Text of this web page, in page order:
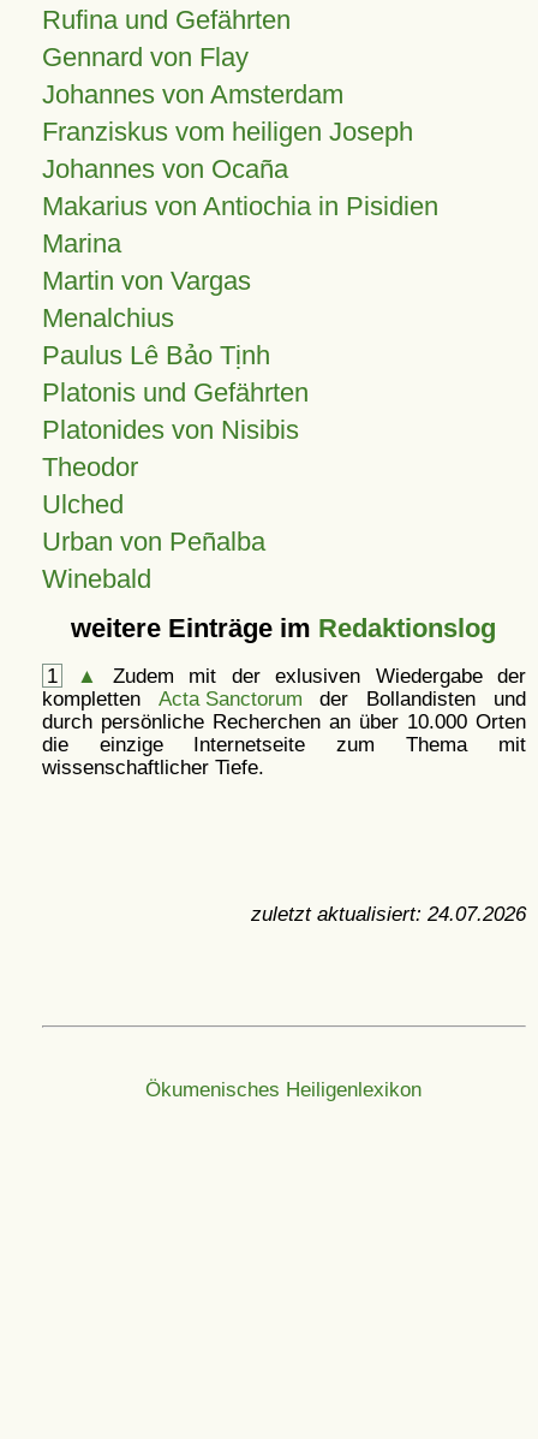
Rufina und Gefährten
Gennard von Flay
Johannes von Amsterdam
Franziskus vom heiligen Joseph
Johannes von Ocaña
Makarius von Antiochia in Pisidien
Marina
Martin von Vargas
Menalchius
Paulus Lê Bảo Tịnh
Platonis und Gefährten
Platonides von Nisibis
Theodor
Ulched
Urban von Peñalba
Winebald
weitere Einträge im Redaktionslog
1 ▲
Zudem mit der exlusiven Wiedergabe der
kompletten Acta Sanctorum der Bollandisten und
durch persönliche Recherchen an über 10.000 Orten
die einzige Internetseite zum Thema mit
wissenschaftlicher Tiefe.
zuletzt aktualisiert: 24.07.2026
Ökumenisches Heiligenlexikon